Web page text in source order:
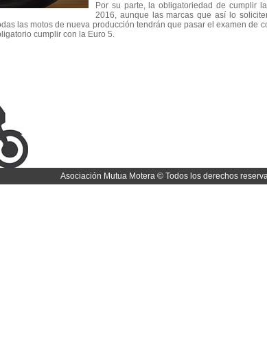
Por su parte, la obligatoriedad de cumplir
2016, aunque las marcas que así lo
las motos de nueva producción tendrán que pasar el examen de
cumplir con la Euro 5.
Asociación Mutua Motera © Todos los derechos